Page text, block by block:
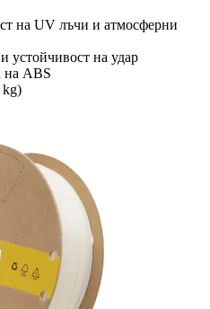
на UV лъчи и атмосферни
устойчивост на удар
на ABS
kg)